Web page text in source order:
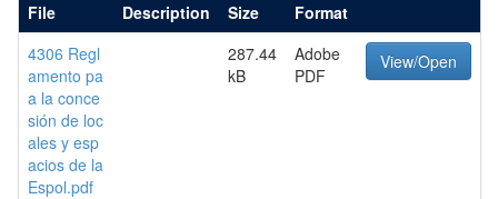
File Description Size
Format
4306 Regl
amento pa
a la conce
sión de loc
ales y esp
acios de la
Espol.pdf
287.44
kB
Adobe
PDF
View/Open